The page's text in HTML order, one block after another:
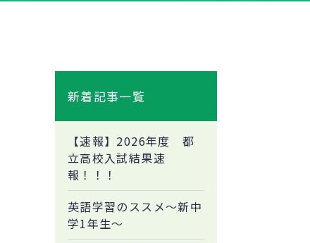
新着記事一覧
【速報】2026年度 都
立高校入試結果速
報！！！
英語学習のススメ～新中
学1年生～